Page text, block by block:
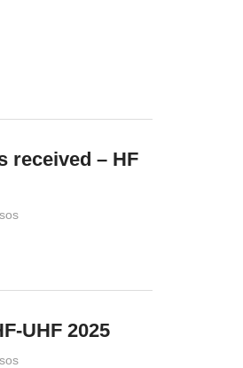
received – HF
UHF 2025